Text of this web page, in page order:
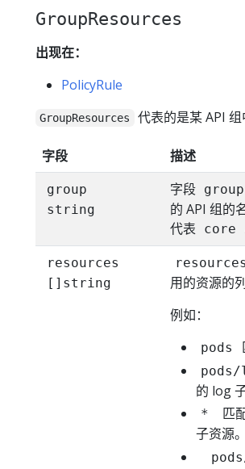
GroupResources
出现在：
PolicyRule
GroupResources 代表的是某 API 组
字段 描述
group
string
字段 group
的 API 组的
代表
core
resources
[]string
resources
用的资源的列
例如：
pods
pods/
的 log
*
匹
子资源。